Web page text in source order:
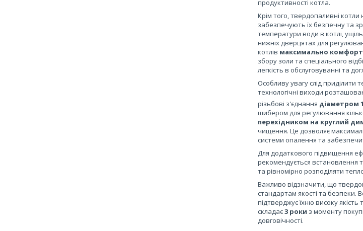
продуктивності котла.
Крім того, твердопаливні
забезпечують їх безпечну та
температури води в котлі,
нижніх дверцятах для
котлів максимально
збору золи та спеціального
легкість в обслуговуванні та
Особливу увагу слід приділити
технологічні виходи
різьбові з'єднання діаметром 1
шибером для регулювання
перехідником на круглий
чищення. Це дозволяє
системи опалення та
Для додаткового підвищення
рекомендується встановлення
та рівномірно розподіляти
Важливо відзначити, що
стандартам якості та безпеки.
підтверджує їхню високу якість
складає3 роки з моменту
довговічності.